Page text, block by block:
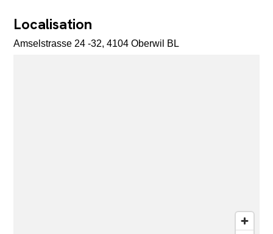
Localisation
Amselstrasse 24 -32, 4104 Oberwil BL